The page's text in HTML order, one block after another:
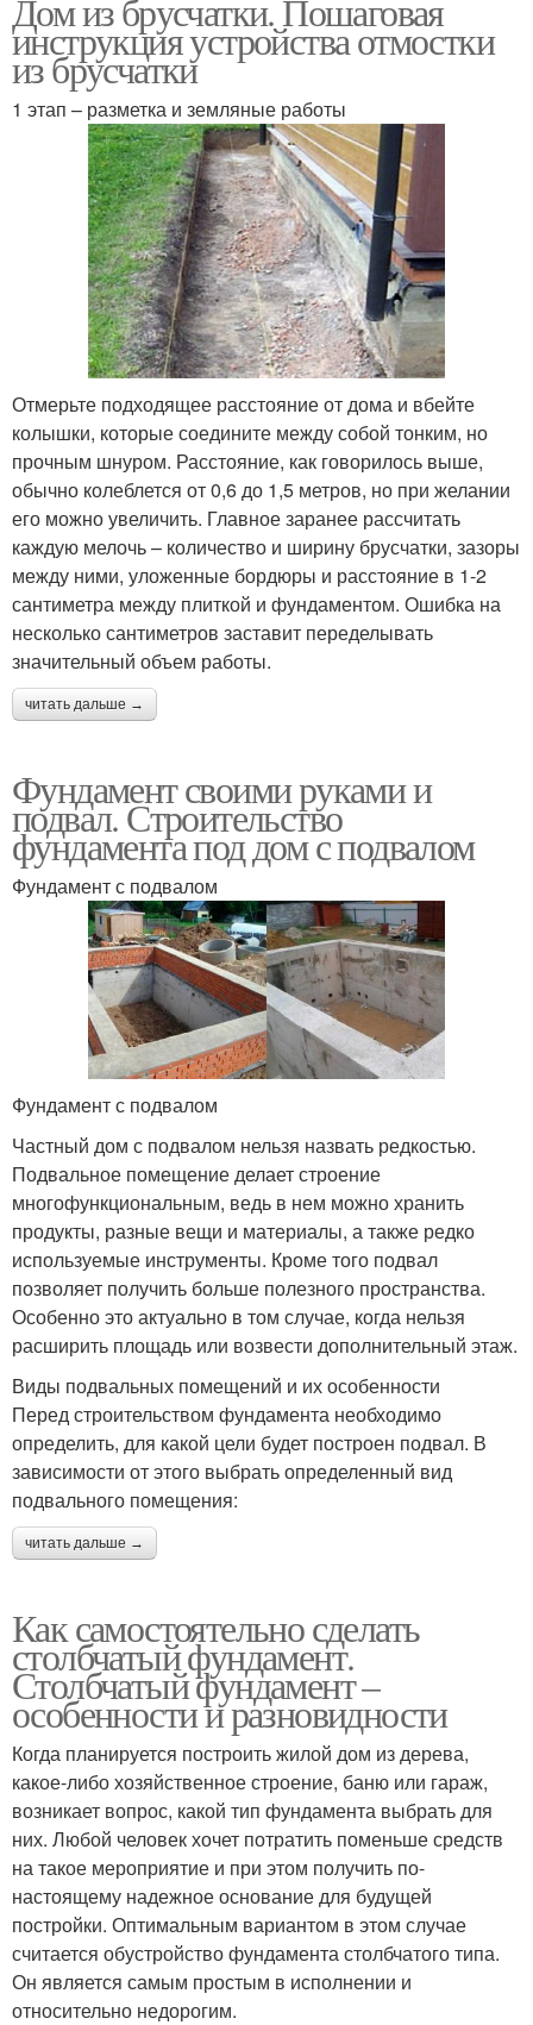
Дом из брусчатки. Пошаговая
инструкция устройства отмостки
из брусчатки
1 этап – разметка и земляные работы
Отмерьте подходящее расстояние от дома и вбейте
колышки, которые соедините между собой тонким, но
прочным шнуром. Расстояние, как говорилось выше,
обычно колеблется от 0,6 до 1,5 метров, но при желании
его можно увеличить. Главное заранее рассчитать
каждую мелочь – количество и ширину брусчатки, зазоры
между ними, уложенные бордюры и расстояние в 1-2
сантиметра между плиткой и фундаментом. Ошибка на
несколько сантиметров заставит переделывать
значительный объем работы.
читать дальше →
Фундамент своими руками и
подвал. Строительство
фундамента под дом с подвалом
Фундамент с подвалом
Фундамент с подвалом
Частный дом с подвалом нельзя назвать редкостью.
Подвальное помещение делает строение
многофункциональным, ведь в нем можно хранить
продукты, разные вещи и материалы, а также редко
используемые инструменты. Кроме того подвал
позволяет получить больше полезного пространства.
Особенно это актуально в том случае, когда нельзя
расширить площадь или возвести дополнительный этаж.
Виды подвальных помещений и их особенности
Перед строительством фундамента необходимо
определить, для какой цели будет построен подвал. В
зависимости от этого выбрать определенный вид
подвального помещения:
читать дальше →
Как самостоятельно сделать
столбчатый фундамент.
Столбчатый фундамент –
особенности и разновидности
Когда планируется построить жилой дом из дерева,
какое-либо хозяйственное строение, баню или гараж,
возникает вопрос, какой тип фундамента выбрать для
них. Любой человек хочет потратить поменьше средств
на такое мероприятие и при этом получить по-
настоящему надежное основание для будущей
постройки. Оптимальным вариантом в этом случае
считается обустройство фундамента столбчатого типа.
Он является самым простым в исполнении и
относительно недорогим.